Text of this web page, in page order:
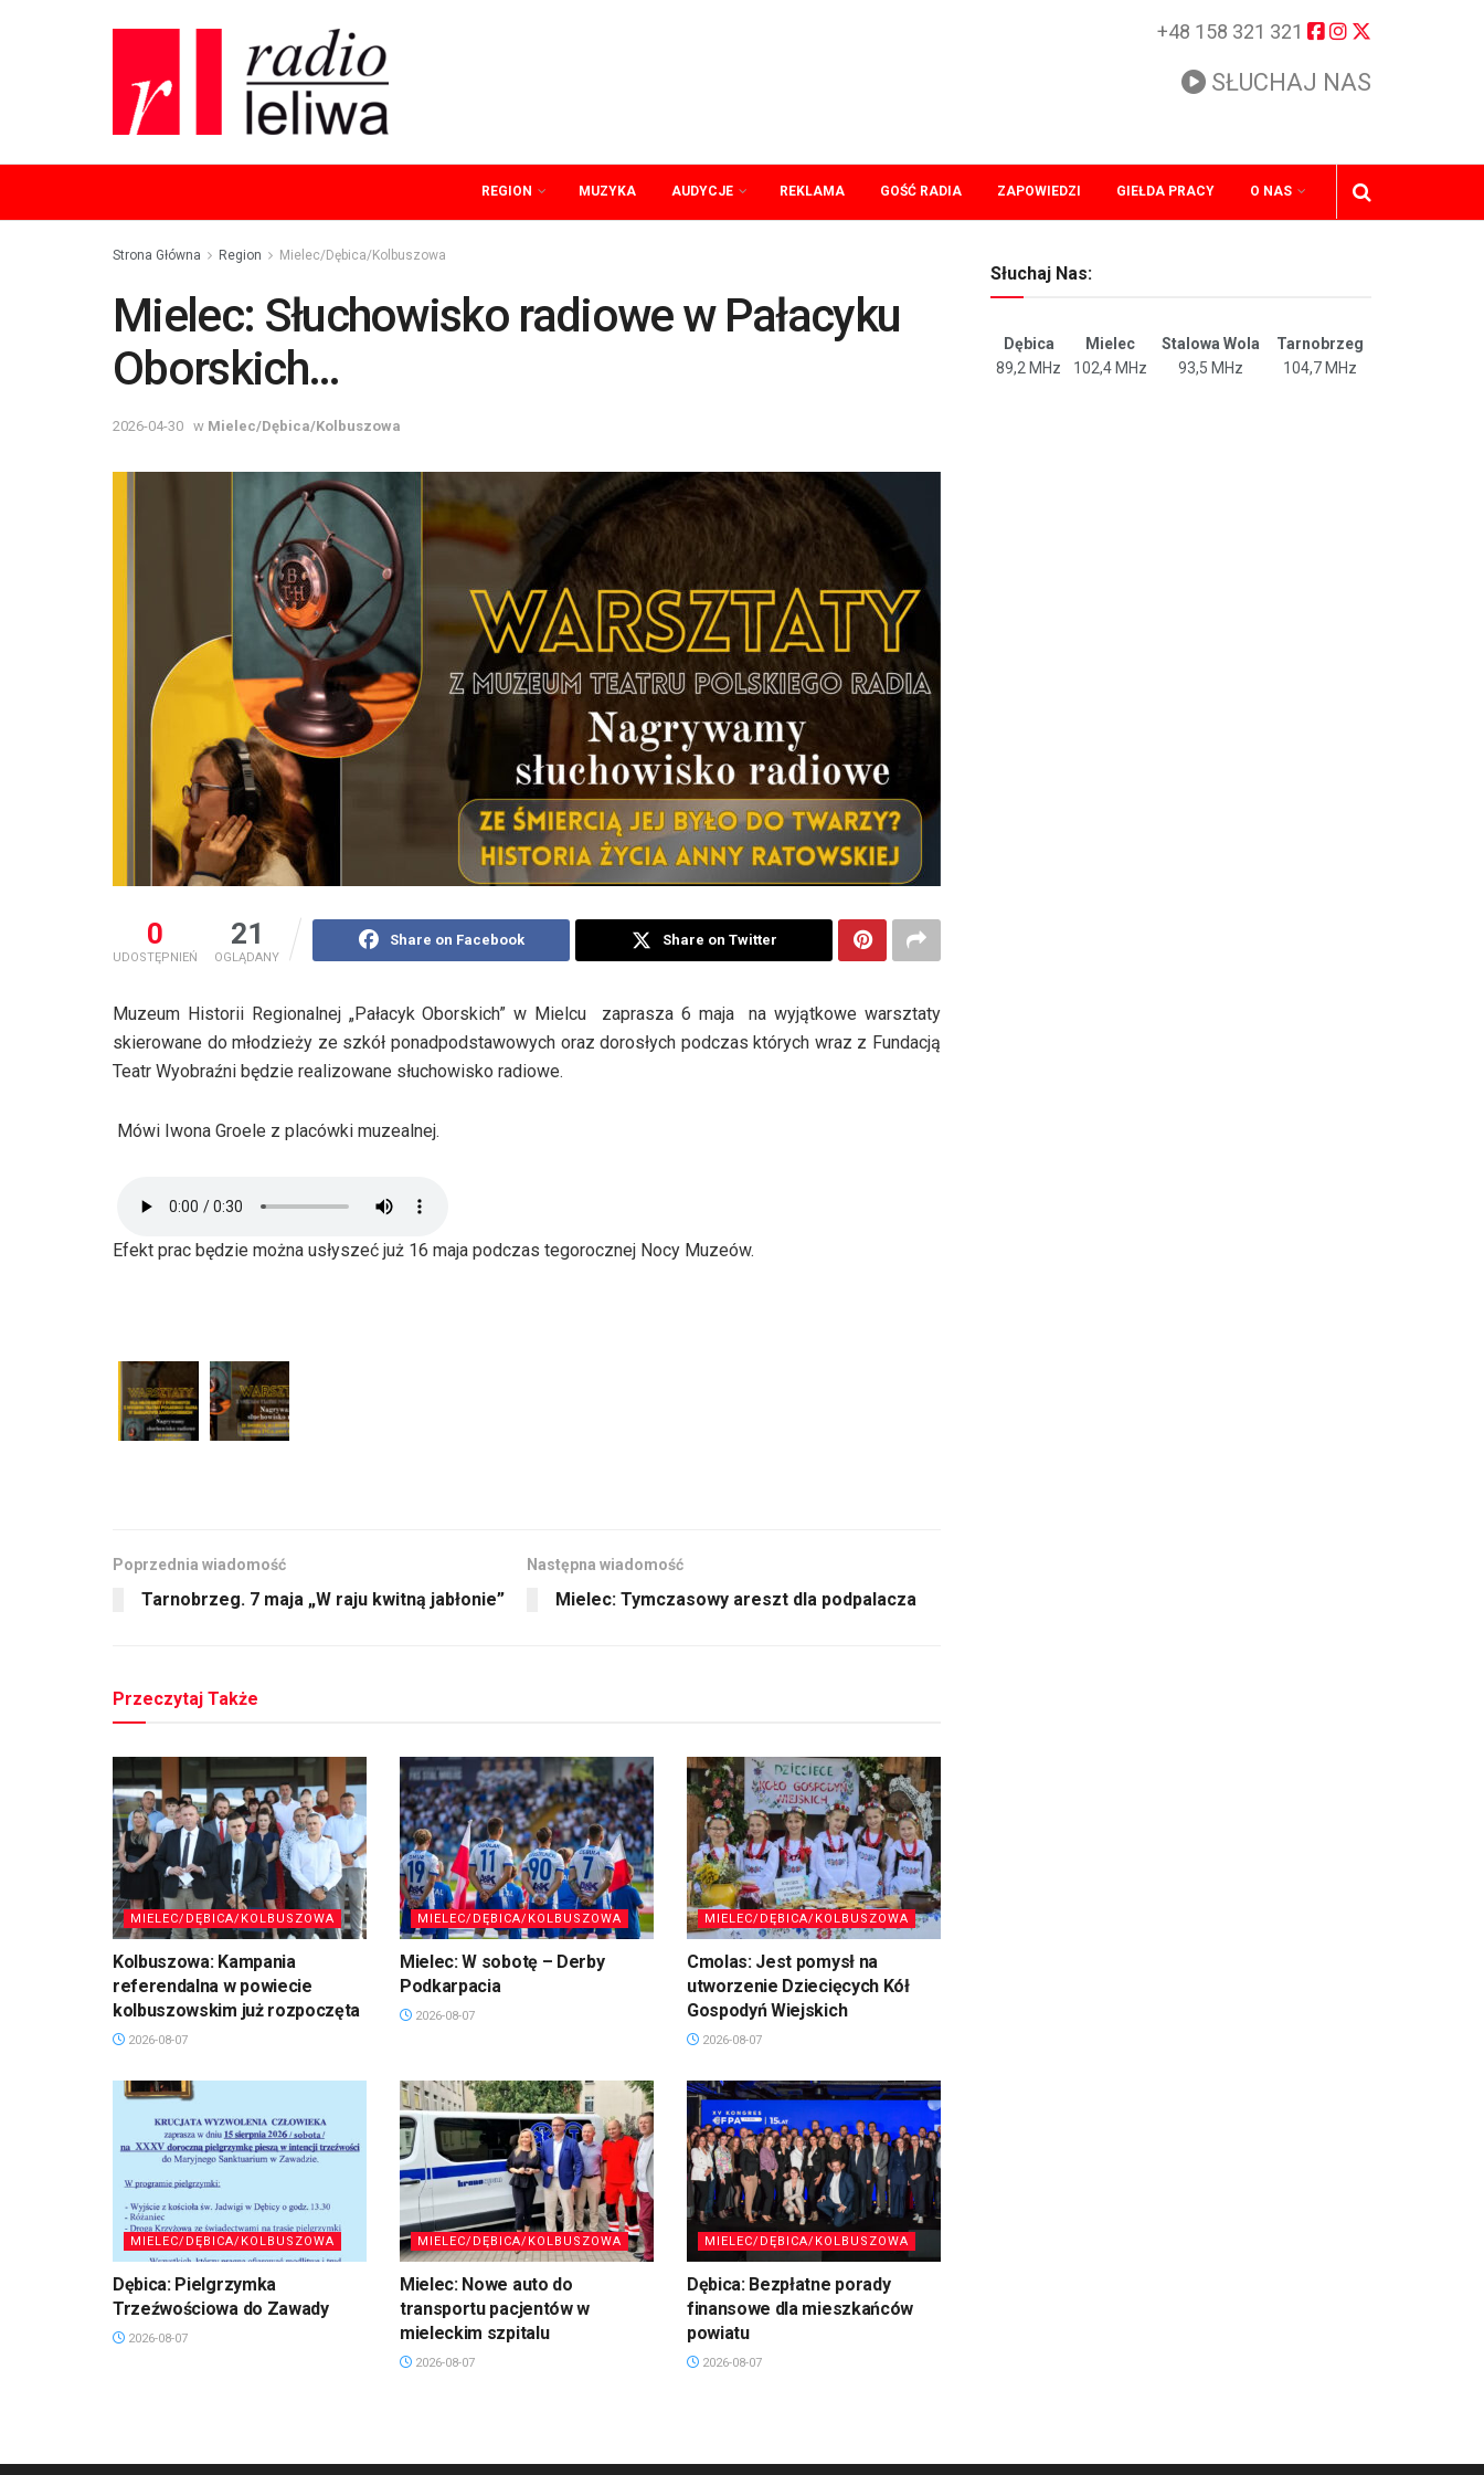
+48 158 321 321
SŁUCHAJ NAS
REGION MUZYKA AUDYCJE REKLAMA GOŚĆ RADIA ZAPOWIEDZI GIEŁDA PRACY O NAS
Strona Główna Region Mielec/Dębica/Kolbuszowa
Mielec: Słuchowisko radiowe w Pałacyku
Oborskich…
2026-04-30 w Mielec/Dębica/Kolbuszowa
0
UDOSTĘPNIEŃ
21
OGLĄDANY
Share on Facebook Share on Twitter
Muzeum Historii Regionalnej „Pałacyk Oborskich” w Mielcu zaprasza 6 maja na wyjątkowe warsztaty
skierowane do młodzieży ze szkół ponadpodstawowych oraz dorosłych podczas których wraz z Fundacją
Teatr Wyobraźni będzie realizowane słuchowisko radiowe.
Mówi Iwona Groele z placówki muzealnej.
Efekt prac będzie można usłyszeć już 16 maja podczas tegorocznej Nocy Muzeów.
Poprzednia wiadomość
Tarnobrzeg. 7 maja „W raju kwitną jabłonie”
Następna wiadomość
Mielec: Tymczasowy areszt dla podpalacza
Przeczytaj Także
MIELEC/DĘBICA/KOLBUSZOWA
Kolbuszowa: Kampania
referendalna w powiecie
kolbuszowskim już rozpoczęta
2026-08-07
MIELEC/DĘBICA/KOLBUSZOWA
Mielec: W sobotę – Derby
Podkarpacia
2026-08-07
MIELEC/DĘBICA/KOLBUSZOWA
Cmolas: Jest pomysł na
utworzenie Dziecięcych Kół
Gospodyń Wiejskich
2026-08-07
MIELEC/DĘBICA/KOLBUSZOWA
Dębica: Pielgrzymka
Trzeźwościowa do Zawady
2026-08-07
MIELEC/DĘBICA/KOLBUSZOWA
Mielec: Nowe auto do
transportu pacjentów w
mieleckim szpitalu
2026-08-07
MIELEC/DĘBICA/KOLBUSZOWA
Dębica: Bezpłatne porady
finansowe dla mieszkańców
powiatu
2026-08-07
Słuchaj Nas:
Dębica Mielec Stalowa Wola
Tarnobrzeg
89,2 MHz
102,4 MHz 93,5 MHz 104,7 MHz